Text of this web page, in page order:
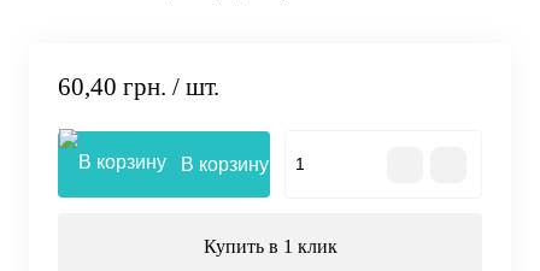
60,40 грн. / шт.
В корзину
Купить в 1 клик